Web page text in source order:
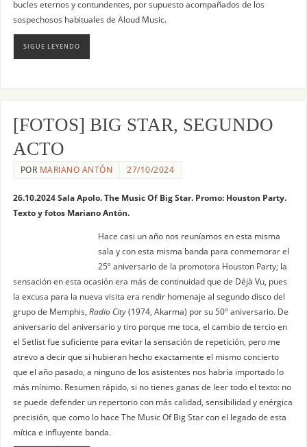
bucles eternos y contundentes, por supuesto acompañados de los
sospechosos habituales de Aloud Music.
SIGUE LEYENDO
[FOTOS] BIG STAR, SEGUNDO
ACTO
POR MARIANO ANTÓN 27/10/2024
26.10.2024 Sala Apolo. The Music Of Big Star. Promo: Houston Party.
Texto y fotos Mariano Antón.
Hace casi un año nos reuníamos en esta misma
sala y con esta misma banda para conmemorar el
25º aniversario de la promotora Houston Party; la
sensación en esta ocasión era más de continuidad que de Déjà Vu, pues
la excusa para la nueva visita era rendir homenaje al segundo disco del
grupo de Memphis, Radio City(1974, Akarma) por su 50º aniversario. De
aniversario del aniversario y tiro porque me toca, el cambio de tercio en
el Setlist fue suficiente para evitar la sensación de repetición, pero me
atrevo a decir que si hubieran hecho exactamente el mismo concierto
que el año pasado, a ninguno de los asistentes nos habría importado lo
más mínimo. Resumen rápido, si no tienes ganas de leer todo el texto: no
se puede defender un repertorio con más calidad, sensibilidad y enérgica
precisión, que como lo hace The Music Of Big Star con el legado de esta
mítica e influyente banda.